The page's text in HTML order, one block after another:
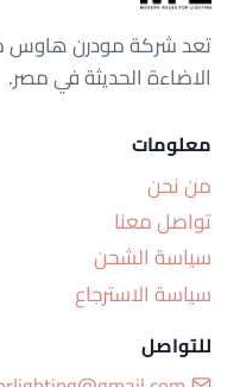
تعد شركة مودرن هاوس
الاضاءة الحديثة في مصر.
معلومات
من نحن
تواصل معنا
سياسة الشحن
سياسة الاسترجاع
للتواصل